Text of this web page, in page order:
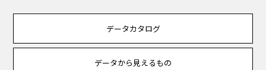
データカタログ
データから見えるもの